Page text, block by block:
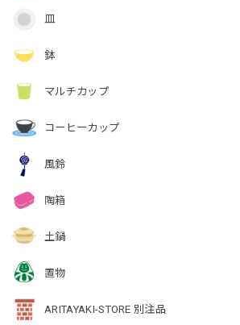
皿
鉢
マルチカップ
コーヒーカップ
風鈴
陶箱
土鍋
置物
ARITAYAKI-STORE 別注品